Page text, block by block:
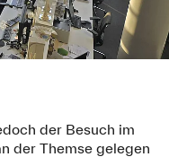
der Besuch im
der Themse gelegen